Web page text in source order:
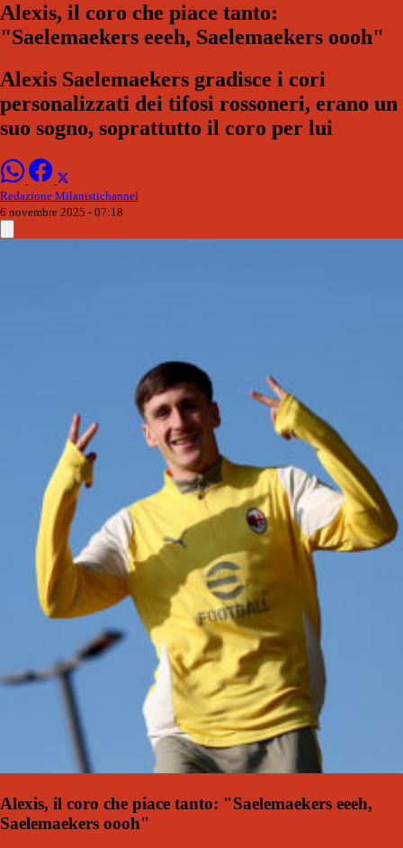
Alexis, il coro che piace tanto:
"Saelemaekers eeeh, Saelemaekers oooh"
Alexis Saelemaekers gradisce i cori
personalizzati dei tifosi rossoneri, erano un
suo sogno, soprattutto il coro per lui
Redazione Milanistichannel
6 novembre 2025 - 07:18
Alexis, il coro che piace tanto: "Saelemaekers eeeh,
Saelemaekers oooh"